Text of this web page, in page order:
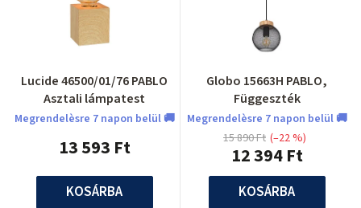
Lucide 46500/01/76 PABLO
Asztali lámpatest
Megrendelèsre 7 napon belül 🚚
13 593 Ft
KOSÁRBA
Globo 15663H PABLO,
Függeszték
Megrendelèsre 7 napon belül 🚚
12 394 Ft
15 890 Ft (–22 %)
KOSÁRBA